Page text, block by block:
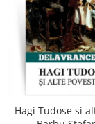
Memorii
Publicistica /
Stiinte umaniste
Istorie
Sociologie si
Hagi Tudose si